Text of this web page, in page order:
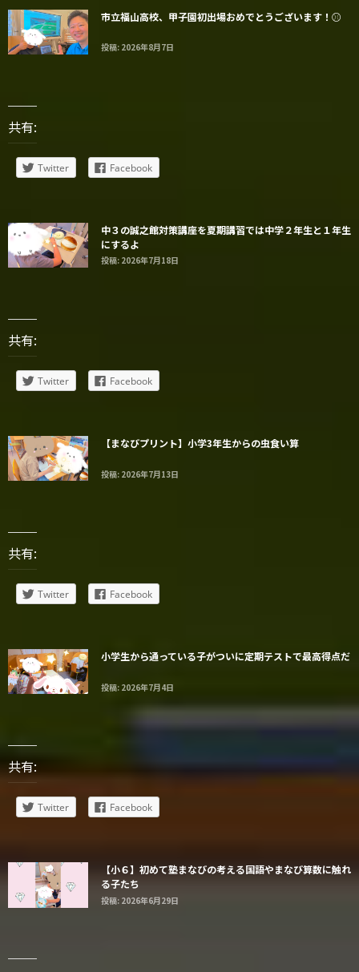
市立福山高校、甲子園初出場おめでとうございます！⚾️
投稿: 2026年8月7日
共有:
Twitter Facebook
中３の誠之館対策講座を夏期講習では中学２年生と１年生
にするよ
投稿: 2026年7月18日
共有:
Twitter Facebook
【まなびプリント】小学3年生からの虫食い算
投稿: 2026年7月13日
共有:
Twitter Facebook
小学生から通っている子がついに定期テストで最高得点だ
投稿: 2026年7月4日
共有:
Twitter Facebook
【小６】初めて塾まなびの考える国語やまなび算数に触れ
る子たち
投稿: 2026年6月29日